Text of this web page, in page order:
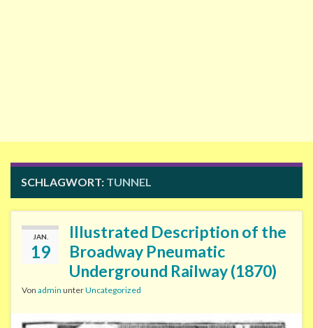
SCHLAGWORT: TUNNEL
JAN.
19
Illustrated Description of the
Broadway Pneumatic
Underground Railway (1870)
Von admin unterUncategorized